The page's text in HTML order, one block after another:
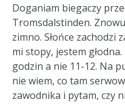
Doganiam biegaczy
Tromsdalstinden.
zimno. Słońce zachodzi
mi stopy, jestem
godzin a nie 11-12. Na
nie wiem, co tam
zawodnika i pytam, czy